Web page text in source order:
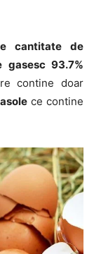
cantitate de
93.7%
contine doar
ce contine